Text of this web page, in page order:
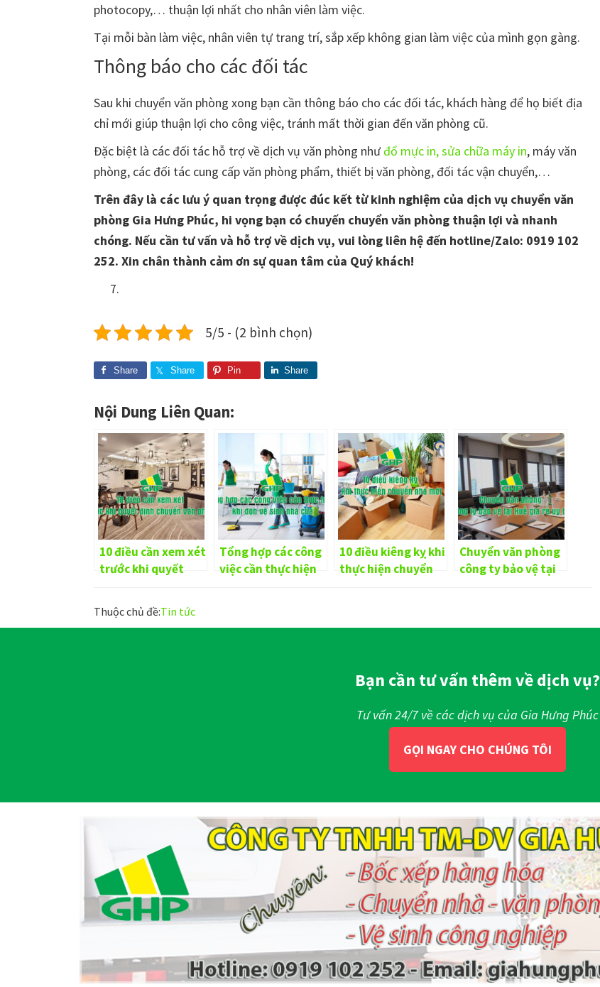
photocopy,… thuận lợi nhất cho nhân viên làm việc.
Tại mỗi bàn làm việc, nhân viên tự trang trí, sắp xếp không gian làm việc của mình gọn gàng.
Thông báo cho các đối tác
Sau khi chuyển văn phòng xong bạn cần thông báo cho các đối tác, khách hàng để họ biết địa
chỉ mới giúp thuận lợi cho công việc, tránh mất thời gian đến văn phòng cũ.
Đặc biệt là các đối tác hỗ trợ về dịch vụ văn phòng nhưđổ mực in, sửa chữa máy in, máy văn
phòng, các đối tác cung cấp văn phòng phẩm, thiết bị văn phòng, đối tác vận chuyển,…
Trên đây là các lưu ý quan trọng được đúc kết từ kinh nghiệm của dịch vụ chuyển văn
phòng Gia Hưng Phúc, hi vọng bạn có chuyến chuyển văn phòng thuận lợi và nhanh
chóng. Nếu cần tư vấn và hỗ trợ về dịch vụ, vui lòng liên hệ đến hotline/Zalo: 0919 102
252. Xin chân thành cảm ơn sự quan tâm của Quý khách!
5/5 - (2 bình chọn)
Share Share Pin Share
Nội Dung Liên Quan:
10 điều cần xem xét
trước khi quyết
Tổng hợp các công
việc cần thực hiện
10 điều kiêng kỵ khi
thực hiện chuyển
Chuyển văn phòng
công ty bảo vệ tại
Thuộc chủ đề:Tin tức
Bạn cần tư vấn thêm về dịch vụ?
Tư vấn 24/7 về các dịch vụ của Gia Hưng Phúc
GỌI NGAY CHO CHÚNG TÔI